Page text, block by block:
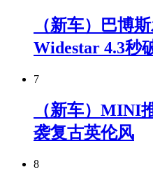
（新车）巴博
Widestar 4.3秒
7
（新车）MINI
袭复古英伦风
8